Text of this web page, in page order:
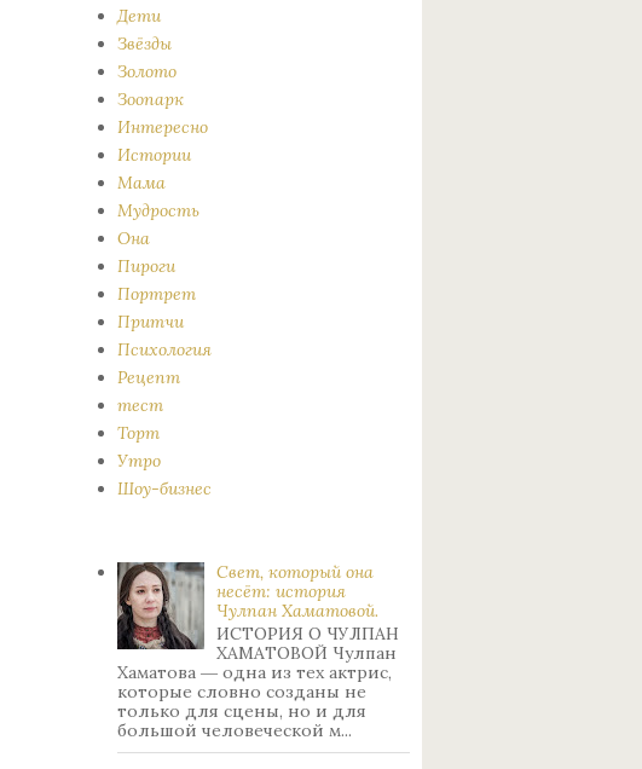
Дети
Звёзды
Золото
Зоопарк
Интересно
Истории
Мама
Мудрость
Она
Пироги
Портрет
Притчи
Психология
Рецепт
тест
Торт
Утро
Шоу-бизнес
Свет, который она
несёт: история
Чулпан Хаматовой.
ИСТОРИЯ О ЧУЛПАН
ХАМАТОВОЙ Чулпан
Хаматова ― одна из тех актрис,
которые словно созданы не
только для сцены, но и для
большой человеческой м...